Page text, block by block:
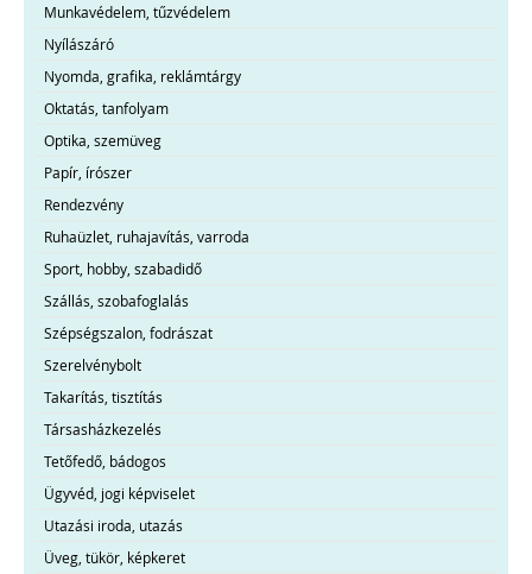
Munkavédelem, tűzvédelem
Nyílászáró
Nyomda, grafika, reklámtárgy
Oktatás, tanfolyam
Optika, szemüveg
Papír, írószer
Rendezvény
Ruhaüzlet, ruhajavítás, varroda
Sport, hobby, szabadidő
Szállás, szobafoglalás
Szépségszalon, fodrászat
Szerelvénybolt
Takarítás, tisztítás
Társasházkezelés
Tetőfedő, bádogos
Ügyvéd, jogi képviselet
Utazási iroda, utazás
Üveg, tükör, képkeret